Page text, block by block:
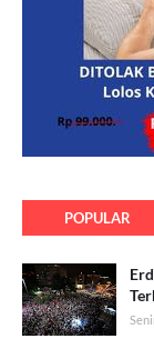
POPULAR